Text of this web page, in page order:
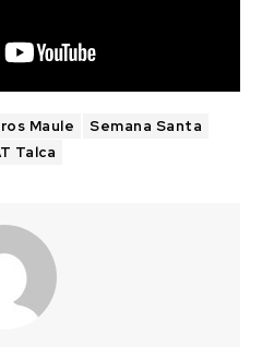
Maule
Semana Santa
Talca